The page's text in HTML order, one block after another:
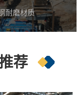
耐磨材质
荐